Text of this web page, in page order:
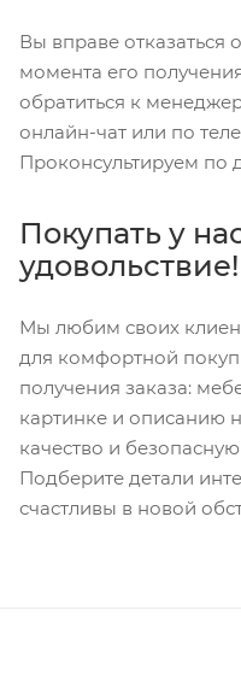
Вы вправе отказаться
момента его
обратиться к
онлайн-чат или по
Проконсультируем по
Покупать у
удовольствие!
Мы любим своих
для комфортной
получения заказа:
картинке и описанию
качество и
Подберите детали
счастливы в новой